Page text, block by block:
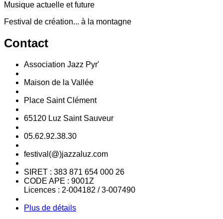
Musique actuelle et future
Festival de création... à la montagne
Contact
Association Jazz Pyr'
Maison de la Vallée
Place Saint Clément
65120 Luz Saint Sauveur
05.62.92.38.30
festival(@)jazzaluz.com
SIRET : 383 871 654 000 26
CODE APE : 9001Z
Licences : 2-004182 / 3-007490
Plus de détails